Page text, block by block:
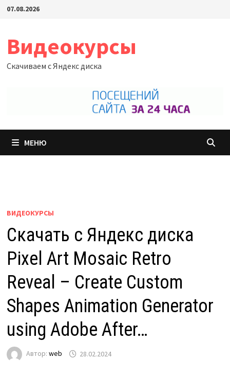
Перейти
07.08.2026
Видеокурсы
Скачиваем с Яндекс диска
МЕНЮ
ВИДЕОКУРСЫ
Скачать с Яндекс диска
Pixel Art Mosaic Retro
Reveal – Create Custom
Shapes Animation Generator
using Adobe After…
Автор: web 28.02.2024